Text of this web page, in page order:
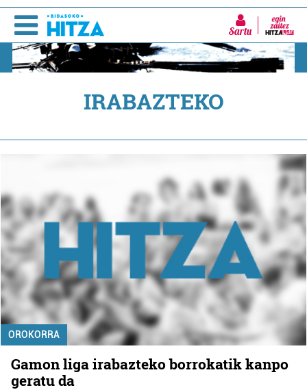
Sartu
IRABAZTEKO
OROKORRA
Gamon liga irabazteko borrokatik kanpo
geratu da